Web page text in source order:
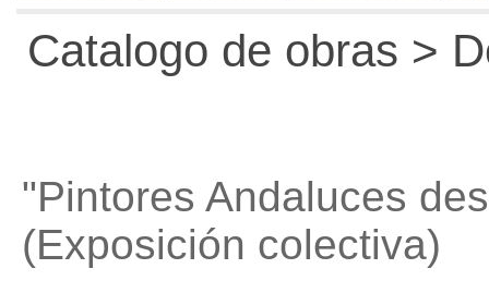
Catalogo de obras >
"Pintores Andaluces
(Exposición colectiva)